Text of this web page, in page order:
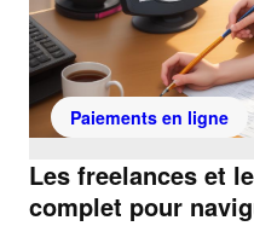
Paiements en ligne
Les freelances et
complet pour